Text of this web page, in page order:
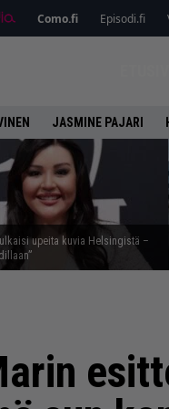
Como.fi Episodi.fi
JASMINE PAJARI
upeita kuvia Helsingistä –